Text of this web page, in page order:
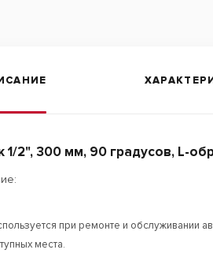
1/2", 300 мм, 90 градусов, L-
при ремонте и обслуживании
места.